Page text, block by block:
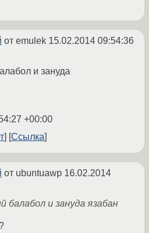
от emulek 15.02.2014 09:54:36
и зануда
+00:00
Ссылка
от ubuntuawp 16.02.2014
и зануда язабан